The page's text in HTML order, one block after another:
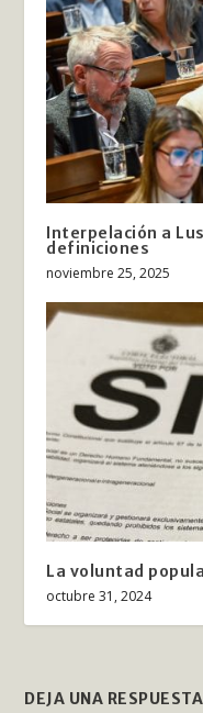
Interpelación a
definiciones
noviembre 25, 2025
La voluntad
octubre 31, 2024
DEJA UNA RESPUESTA